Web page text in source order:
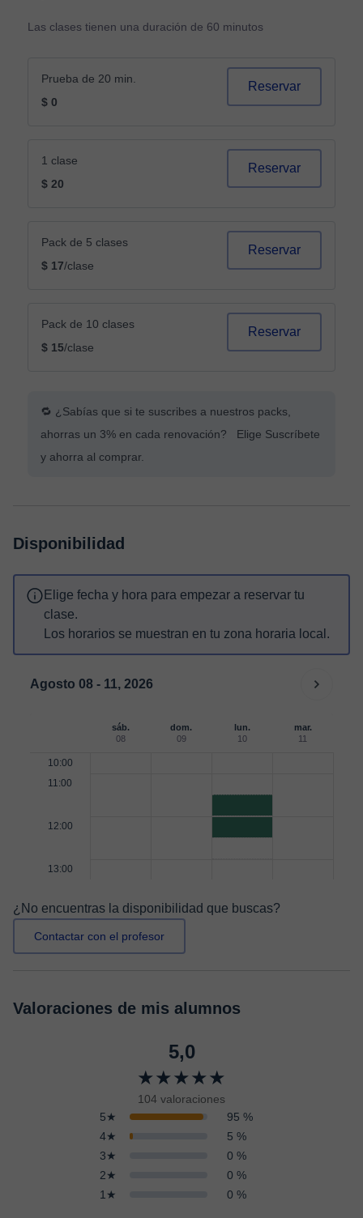
Las clases tienen una duración de 60 minutos
Prueba de 20 min.
$ 0
Reservar
1 clase
$ 20
Reservar
Pack de 5 clases
$ 17/clase
Reservar
Pack de 10 clases
$ 15/clase
Reservar
🔁 ¿Sabías que si te suscribes a nuestros packs,
ahorras un 3% en cada renovación? Elige Suscríbete
y ahorra al comprar.
Disponibilidad
Elige fecha y hora para empezar a reservar tu
clase.
Los horarios se muestran en tu zona horaria local.
Agosto 08 - 11, 2026
sáb.
08
dom.
09
lun.
10
mar.
11
10:00
11:00
12:00
13:00
¿No encuentras la disponibilidad que buscas?
Contactar con el profesor
Valoraciones de mis alumnos
5,0
★★★★★
104 valoraciones
5★
95 %
4★
5 %
3★
0 %
2★
0 %
1★
0 %